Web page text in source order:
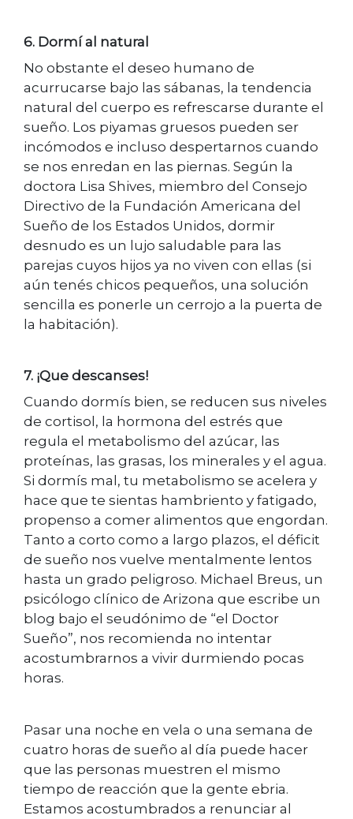
6. Dormí al natural
No obstante el deseo humano de
acurrucarse bajo las sábanas, la tendencia
natural del cuerpo es refrescarse durante el
sueño. Los piyamas gruesos pueden ser
incómodos e incluso despertarnos cuando
se nos enredan en las piernas. Según la
doctora Lisa Shives, miembro del Consejo
Directivo de la Fundación Americana del
Sueño de los Estados Unidos, dormir
desnudo es un lujo saludable para las
parejas cuyos hijos ya no viven con ellas (si
aún tenés chicos pequeños, una solución
sencilla es ponerle un cerrojo a la puerta de
la habitación).
7. ¡Que descanses!
Cuando dormís bien, se reducen sus niveles
de cortisol, la hormona del estrés que
regula el metabolismo del azúcar, las
proteínas, las grasas, los minerales y el agua.
Si dormís mal, tu metabolismo se acelera y
hace que te sientas hambriento y fatigado,
propenso a comer alimentos que engordan.
Tanto a corto como a largo plazos, el déficit
de sueño nos vuelve mentalmente lentos
hasta un grado peligroso. Michael Breus, un
psicólogo clínico de Arizona que escribe un
blog bajo el seudónimo de “el Doctor
Sueño”, nos recomienda no intentar
acostumbrarnos a vivir durmiendo pocas
horas.
Pasar una noche en vela o una semana de
cuatro horas de sueño al día puede hacer
que las personas muestren el mismo
tiempo de reacción que la gente ebria.
Estamos acostumbrados a renunciar al